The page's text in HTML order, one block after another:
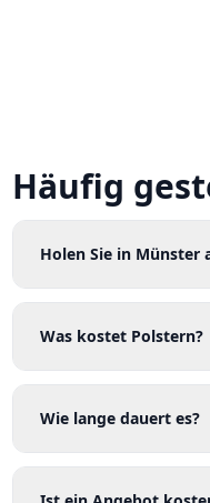
Häufig
Holen Sie in Münster
Was kostet Polstern?
Wie lange dauert es?